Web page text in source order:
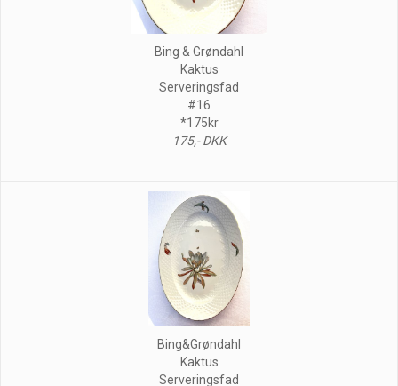
Bing & Grøndahl
Kaktus
Serveringsfad
#16
*175kr
175,- DKK
Bing&Grøndahl
Kaktus
Serveringsfad